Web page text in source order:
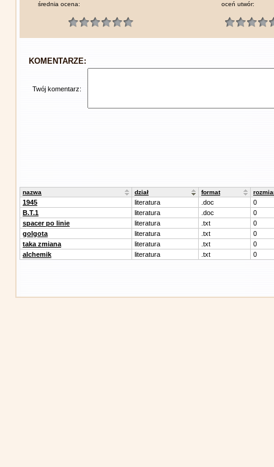
średnia ocena: oceń utwór:
KOMENTARZE:
Twój komentarz:
nazwa dział format
1945 literatura .doc
0
B.T.1
literatura .doc
0
spacer po linie
literatura .txt
0
golgota
literatura .txt
0
taka zmiana
literatura .txt
0
alchemik
literatura .txt 0